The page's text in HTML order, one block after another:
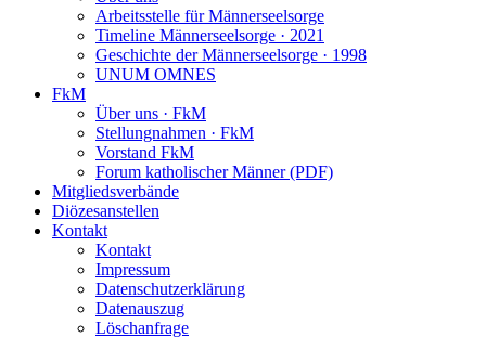
Arbeitsstelle für Männerseelsorge
Timeline Männerseelsorge · 2021
Geschichte der Männerseelsorge · 1998
UNUM OMNES
FkM
Über uns · FkM
Stellungnahmen · FkM
Vorstand FkM
Forum katholischer Männer (PDF)
Mitgliedsverbände
Diözesanstellen
Kontakt
Kontakt
Impressum
Datenschutzerklärung
Datenauszug
Löschanfrage